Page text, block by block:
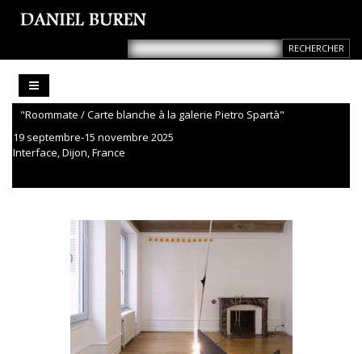
"Roommate / Carte blanche à la galerie Pietro Spartà"
19 septembre-15 novembre 2025
Interface, Dijon, France